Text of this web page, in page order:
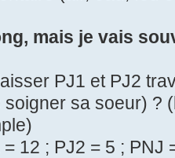
mais je vais
PJ1 et PJ2
sa soeur) ?
12 ; PJ2 = 5 ; PNJ